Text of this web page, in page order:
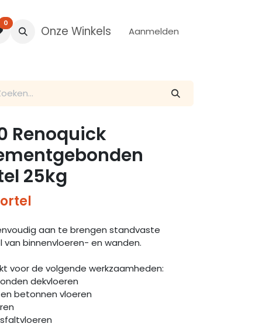
0
Onze Winkels Aanmelden
Renoquick
25kg
aan te brengen standvaste
binnenvloeren- en wanden.
voor de volgende werkzaamheden:
dekvloeren
betonnen vloeren